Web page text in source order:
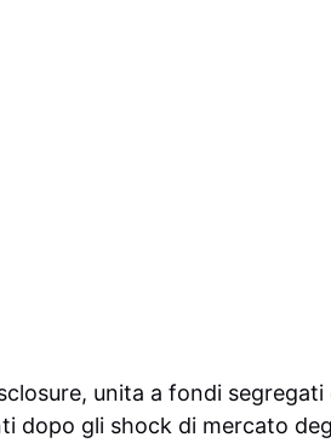
unita a fondi
dopo gli shock di mercato